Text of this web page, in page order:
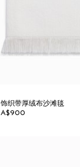
饰织带厚绒布沙滩毯
A$900